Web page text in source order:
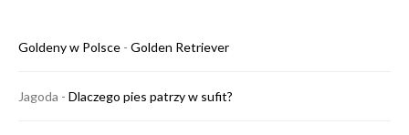
Goldeny w Polsce - Golden Retriever
Jagoda - Dlaczego pies patrzy w sufit?